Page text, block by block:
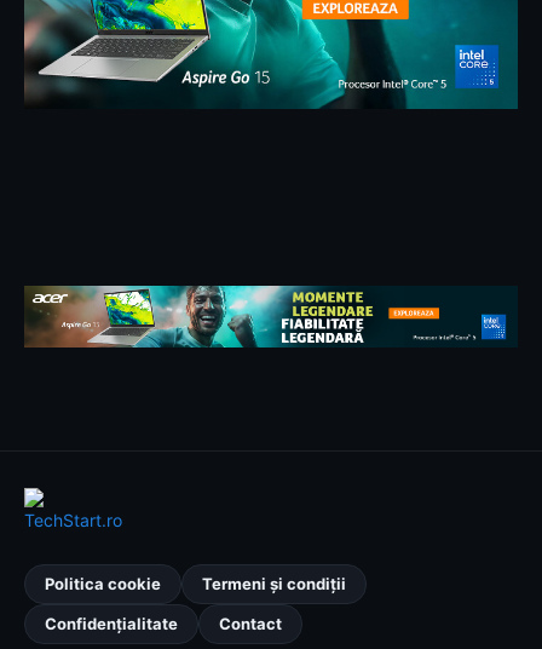
Politica cookie Termeni și condiții
Confidențialitate Contact